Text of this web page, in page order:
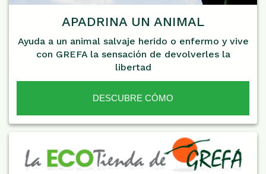
APADRINA UN ANIMAL
Ayuda a un animal salvaje herido o enfermo y vive
con GREFA la sensación de devolverles la
libertad
DESCUBRE CÓMO